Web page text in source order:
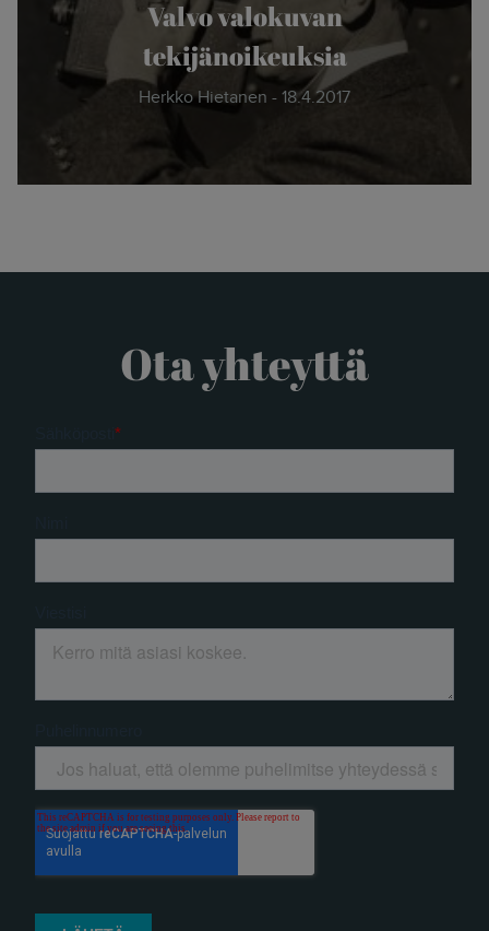
Valvo valokuvan
tekijänoikeuksia
Herkko Hietanen - 18.4.2017
Ota yhteyttä